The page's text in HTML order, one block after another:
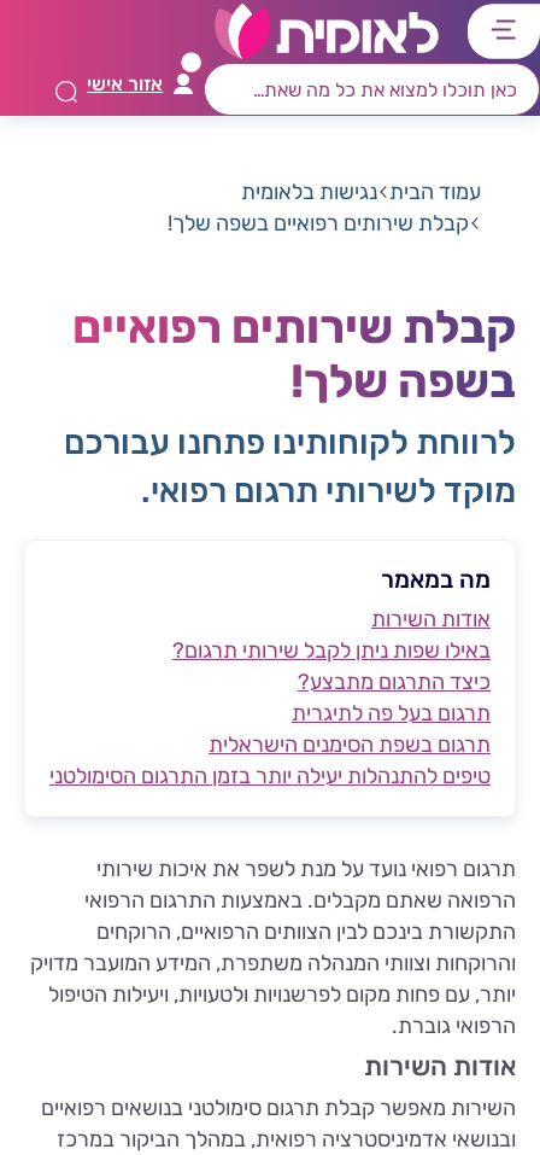
דלג
לתפריט
ראשי
דלג
לרכיב
חיפוש
דלג
לתוכן
מרכזי
דלג
לאזור
קישורים
אזור אישי
עמוד הבית נגישות בלאומית
קבלת שירותים רפואיים בשפה שלך!
קבלת שירותים רפואיים
בשפה שלך!
לרווחת לקוחותינו פתחנו עבורכם
מוקד לשירותי תרגום רפואי.
מה במאמר
אודות השירות
באילו שפות ניתן לקבל שירותי תרגום?
כיצד התרגום מתבצע?
תרגום בעל פה לתיגרית
תרגום בשפת הסימנים הישראלית
טיפים להתנהלות יעילה יותר בזמן התרגום הסימולטני
תרגום רפואי נועד על מנת לשפר את איכות שירותי
הרפואה שאתם מקבלים. באמצעות התרגום הרפואי
התקשורת בינכם לבין הצוותים הרפואיים, הרוקחים
והרוקחות וצוותי המנהלה משתפרת, המידע המועבר מדויק
יותר, עם פחות מקום לפרשנויות ולטעויות, ויעילות הטיפול
הרפואי גוברת.
אודות השירות
השירות מאפשר קבלת תרגום סימולטני בנושאים רפואיים
ובנושאי אדמיניסטרציה רפואית, במהלך הביקור במרכז